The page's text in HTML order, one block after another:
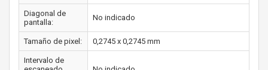
Diagonal de
pantalla:
No indicado
Tamaño de pixel: 0,2745 x 0,2745 mm
Intervalo de